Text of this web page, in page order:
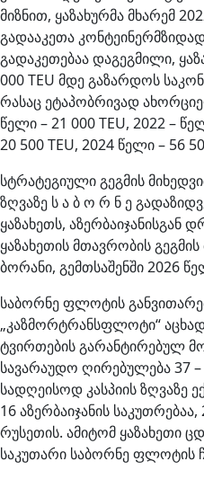
მიზნით, ყაზახურმა მხარემ
გადააკეთა
გადაკეთებაა დაგეგმილი,
000 TEU მდე გაზარდოს
რასაც ეტაპობრივად
წელი – 21 000 TEU, 2022 –
20 500 TEU, 2024 წელი – 56
სტრატეგიული გეგმის
ზღვაზე ს ა ბ ო რ ნ ე
ყაზახეთს,
ყაზახეთის მთავრობის
ბორანი, გემთსაშენში 2026
საბორნე ფლოტის
„კაზმორტრანსფლოტი“
ტვირთების გარანტირებულ
სავარაუდო ღირებულება 37
სადღეისოდ კასპიის ზღვაზე
16 აზერბაიჯანის
რუსეთის. ამიტომ ყაზახეთი
საკუთარი საბორნე ფლოტის